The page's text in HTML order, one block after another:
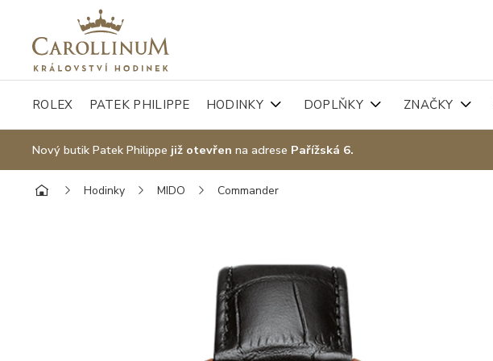
ROLEX PATEK PHILIPPE HODINKY DOPLŇKY ZNAČKY
Nový butik Patek Philippe již otevřen na adrese Pařížská 6.
Hodinky MIDO Commander